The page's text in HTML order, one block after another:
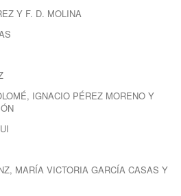
Y F. D. MOLINA
IGNACIO PÉREZ MORENO Y
MARÍA VICTORIA GARCÍA CASAS Y